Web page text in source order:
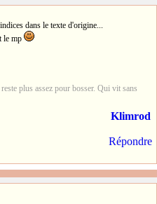
dans le texte d'origine...
le mp
plus assez pour bosser. Qui vit sans
Klimrod
Répondre